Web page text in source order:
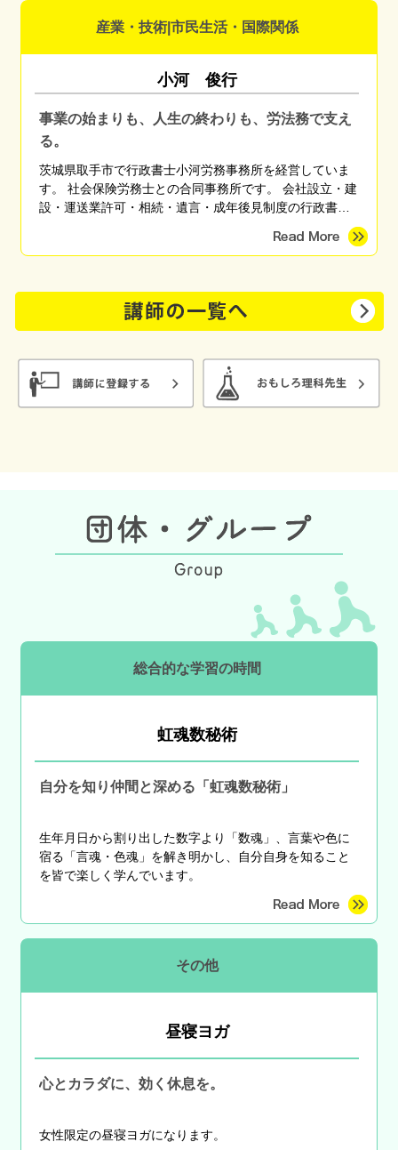
産業・技術|市民生活・国際関係
小河 俊行
事業の始まりも、人生の終わりも、労法務で支え
る。
茨城県取手市で行政書士小河労務事務所を経営していま
す。 社会保険労務士との合同事務所です。 会社設立・建
設・運送業許可・相続・遺言・成年後見制度の行政書士
総合的な学習の時間
虹魂数秘術
自分を知り仲間と深める「虹魂数秘術」
生年月日から割り出した数字より「数魂」、言葉や色に
宿る「言魂・色魂」を解き明かし、自分自身を知ること
を皆で楽しく学んでいます。
その他
昼寝ヨガ
心とカラダに、効く休息を。
女性限定の昼寝ヨガになります。